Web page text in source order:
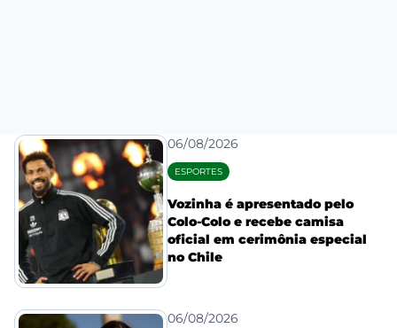
06/08/2026
ESPORTES
Vozinha é apresentado pelo
Colo-Colo e recebe camisa
oficial em cerimônia especial
no Chile
06/08/2026